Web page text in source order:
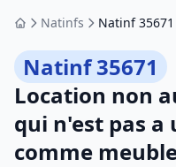
AccueilNatinfs Natinf 35671
Natinf 35671
Location non
qui n'est pas
comme